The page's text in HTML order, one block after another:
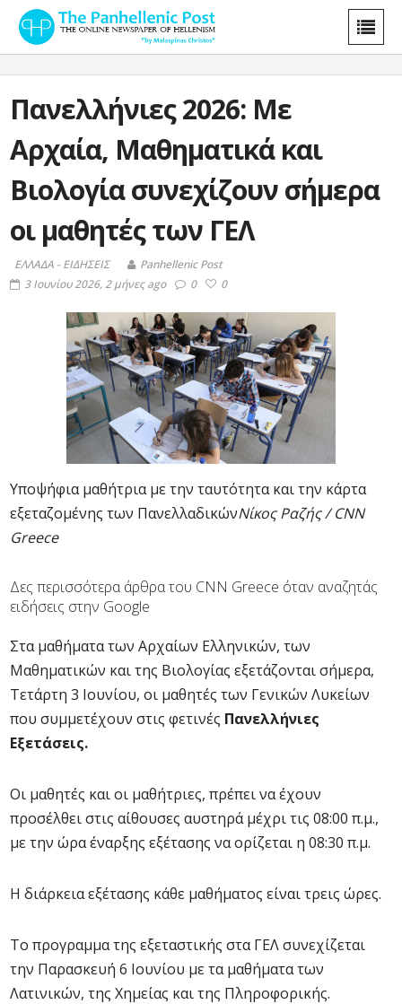
Πανελλήνιες 2026: Με
Αρχαία, Μαθηματικά και
Βιολογία συνεχίζουν σήμερα
οι μαθητές των ΓΕΛ
ΕΛΛΑΔΑ - ΕΙΔΗΣΕΙΣ
Panhellenic Post
3 Ιουνίου 2026, 2 μήνες ago
0 0
Υποψήφια μαθήτρια με την ταυτότητα και την κάρτα
εξεταζομένης των ΠανελλαδικώνΝίκος Ραζής / CNN
Greece
Δες περισσότερα άρθρα του CNN Greece όταν αναζητάς
ειδήσεις στην Google
Στα μαθήματα των Αρχαίων Ελληνικών, των
Μαθηματικών και της Βιολογίας εξετάζονται σήμερα,
Τετάρτη 3 Ιουνίου, οι μαθητές των Γενικών Λυκείων
που συμμετέχουν στις φετινές Πανελλήνιες
Εξετάσεις.
Οι μαθητές και οι μαθήτριες, πρέπει να έχουν
προσέλθει στις αίθουσες αυστηρά μέχρι τις 08:00 π.μ.,
με την ώρα έναρξης εξέτασης να ορίζεται η 08:30 π.μ.
Η διάρκεια εξέτασης κάθε μαθήματος είναι τρεις ώρες.
Το προγραμμα της εξεταστικής στα ΓΕΛ συνεχίζεται
την Παρασκευή 6 Ιουνίου με τα μαθήματα των
Λατινικών, της Χημείας και της Πληροφορικής.